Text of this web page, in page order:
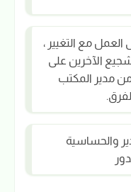
العمل مع التغيير ،
الآخرين على
من مدير المكتب
والحساسية